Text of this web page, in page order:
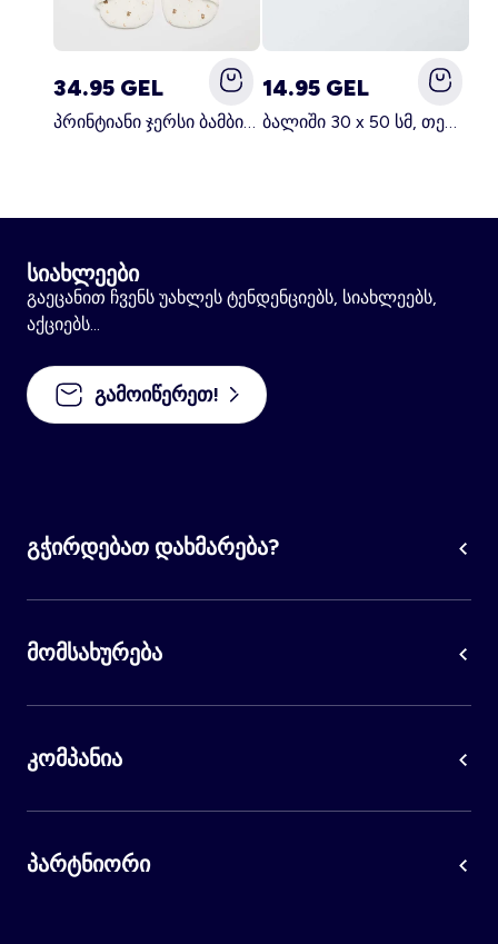
34.95 GEL
პრინტიანი ჯერსი ბამბის და ფლისის საბანი თეთრი
14.95 GEL
ბალიში 30 x 50 სმ, თეთრი
სიახლეები
გაეცანით ჩვენს უახლეს ტენდენციებს, სიახლეებს,
აქციებს...
გამოიწერეთ!
გჭირდებათ დახმარება?
მომსახურება
კომპანია
პარტნიორი